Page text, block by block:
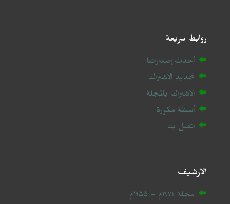
روابط سريعة
أحدث إصداراتنا
تجديد الاشتراك
الاشتراك بالمجلة
أسئلة مكررة
اتصل بنا
الارشيف
مجلة ۱۹۷٤م – ۱۹۵۵م